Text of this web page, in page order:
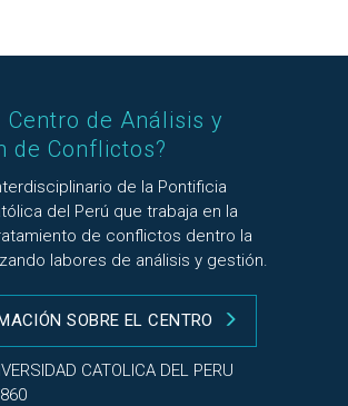
Centro de Análisis y
de Conflictos?
de la Pontificia
del Perú que trabaja en la
de conflictos dentro la
labores de análisis y gestión.
SOBRE EL CENTRO
CATOLICA DEL PERU